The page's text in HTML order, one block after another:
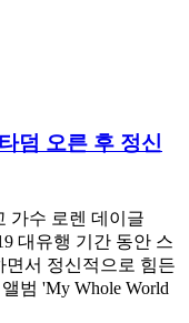
덤 오른 후 정신
가수 로렌 데이글
대유행 기간 동안 스
서 정신적으로 힘든
범 'My Whole World